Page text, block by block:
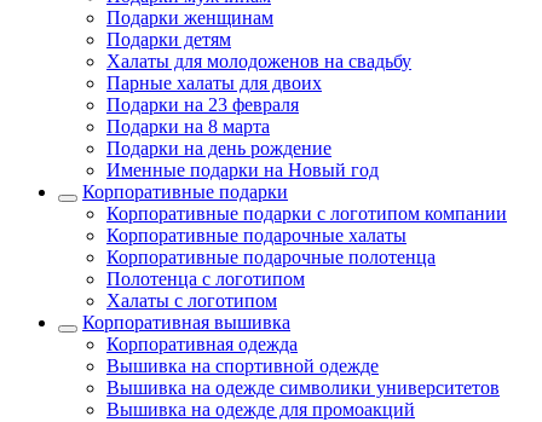
Подарки женщинам
Подарки детям
Халаты для молодоженов на свадьбу
Парные халаты для двоих
Подарки на 23 февраля
Подарки на 8 марта
Подарки на день рождение
Именные подарки на Новый год
Корпоративные подарки
Корпоративные подарки с логотипом компании
Корпоративные подарочные халаты
Корпоративные подарочные полотенца
Полотенца с логотипом
Халаты с логотипом
Корпоративная вышивка
Корпоративная одежда
Вышивка на спортивной одежде
Вышивка на одежде символики университетов
Вышивка на одежде для промоакций